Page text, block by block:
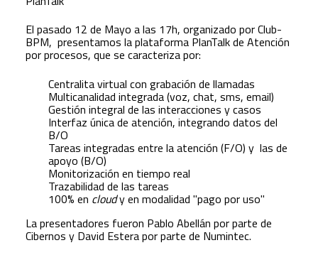
El pasado 12 de Mayo a las 17h, organizado por Club-
BPM, presentamos la plataforma PlanTalk de Atención
por procesos, que se caracteriza por:
Centralita virtual con grabación de llamadas
Multicanalidad integrada (voz, chat, sms, email)
Gestión integral de las interacciones y casos
Interfaz única de atención, integrando datos del
B/O
Tareas integradas entre la atención (F/O) y las de
apoyo (B/O)
Monitorización en tiempo real
Trazabilidad de las tareas
100% en cloudy en modalidad "pago por uso"
La presentadores fueron Pablo Abellán por parte de
Cibernos y David Estera por parte de Numintec.